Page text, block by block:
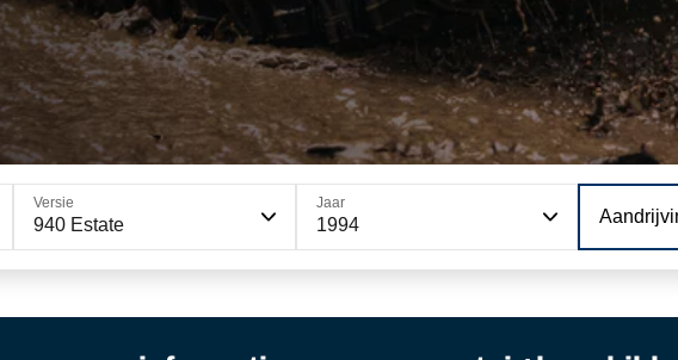
Versie
940 Estate
Jaar
1994